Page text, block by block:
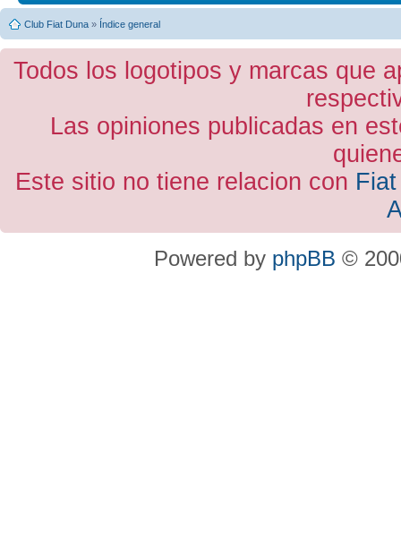
Club Fiat Duna » Índice general
Todos los logotipos y marcas que
Las opiniones publicadas en
Este sitio no tiene relacion con
Powered by phpBB ©